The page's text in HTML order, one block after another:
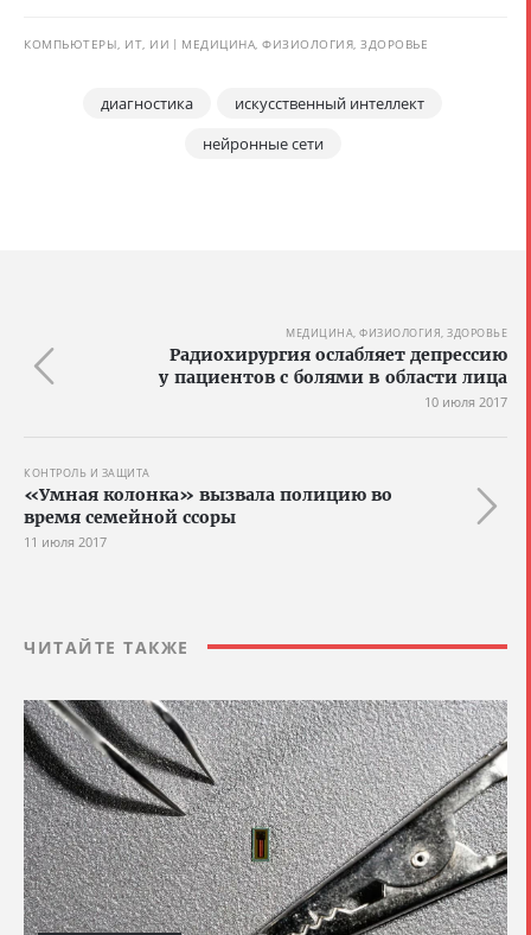
КОМПЬЮТЕРЫ, ИТ, ИИ МЕДИЦИНА, ФИЗИОЛОГИЯ, ЗДОРОВЬЕ
диагностика
искусственный интеллект
нейронные сети
МЕДИЦИНА, ФИЗИОЛОГИЯ, ЗДОРОВЬЕ
Радиохирургия ослабляет депрессию
у пациентов с болями в области лица
10 июля 2017
КОНТРОЛЬ И ЗАЩИТА
«Умная колонка» вызвала полицию во
время семейной ссоры
11 июля 2017
ЧИТАЙТЕ ТАКЖЕ